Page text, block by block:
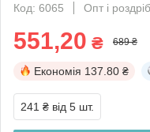
Код: 6065
Опт і роздріб
551,20 ₴ 689 ₴
Економія 137.80 ₴
241 ₴ від 5 шт.